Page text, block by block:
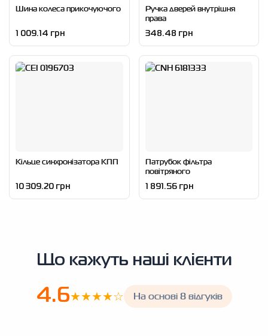
Шина колеса прикочуючого
1 009.14 грн
Ручка дверей внутрішня
права
348.48 грн
Кільце синхронізатора КПП
10 309.20 грн
Патрубок фільтра
повітряного
1 891.56 грн
Що кажуть наші клієнти
4.6★★★★☆ На основі 8 відгуків